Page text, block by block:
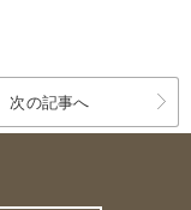
次の記事へ